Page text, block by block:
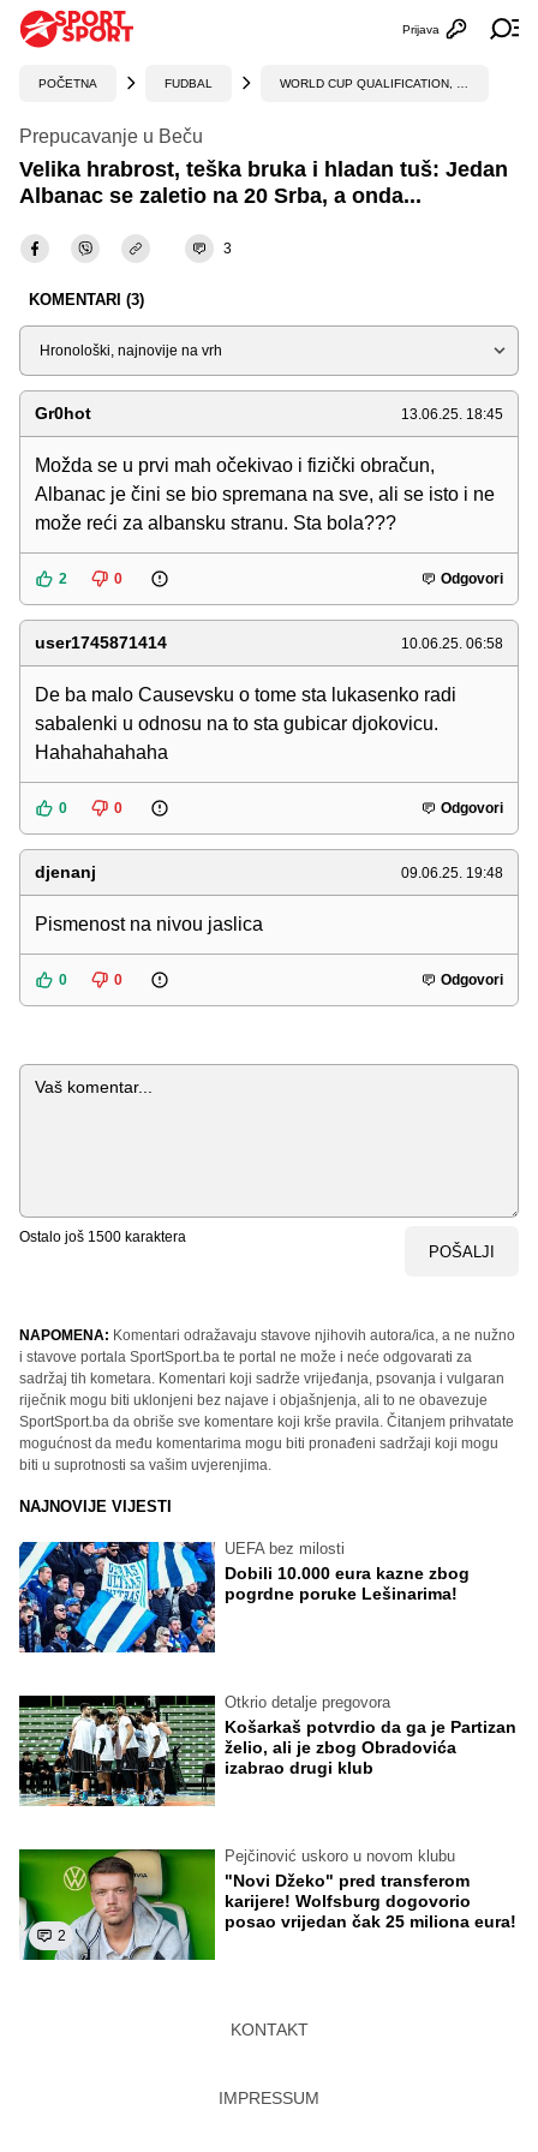
Otvori
Prijava
POČETNA FUDBAL
Prepucavanje u Beču
Velika hrabrost, teška bruka i hladan tuš: Jedan
Albanac se zaletio na 20 Srba, a onda...
3
KOMENTARI (3)
Sortiraj
Gr0hot 13.06.25. 18:45
Možda se u prvi mah očekivao i fizički obračun,
Albanac je čini se bio spremana na sve, ali se isto i ne
može reći za albansku stranu. Sta bola???
2 0 Odgovori
user1745871414 10.06.25. 06:58
De ba malo Causevsku o tome sta lukasenko radi
sabalenki u odnosu na to sta gubicar djokovicu.
Hahahahahaha
0 0 Odgovori
djenanj 09.06.25. 19:48
Pismenost na nivou jaslica
0 0 Odgovori
Komentar
Ostalo još 1500 karaktera
POŠALJI
NAPOMENA: Komentari odražavaju stavove njihovih autora/ica, a ne nužno
i stavove portala SportSport.ba te portal ne može i neće odgovarati za
sadržaj tih kometara. Komentari koji sadrže vrijeđanja, psovanja i vulgaran
riječnik mogu biti uklonjeni bez najave i objašnjenja, ali to ne obavezuje
SportSport.ba da obriše sve komentare koji krše pravila. Čitanjem prihvatate
mogućnost da među komentarima mogu biti pronađeni sadržaji koji mogu
biti u suprotnosti sa vašim uvjerenjima.
NAJNOVIJE VIJESTI
UEFA bez milosti
Dobili 10.000 eura kazne zbog
pogrdne poruke Lešinarima!
Otkrio detalje pregovora
Košarkaš potvrdio da ga je Partizan
želio, ali je zbog Obradovića
izabrao drugi klub
2
Pejčinović uskoro u novom klubu
"Novi Džeko" pred transferom
karijere! Wolfsburg dogovorio
posao vrijedan čak 25 miliona eura!
KONTAKT
IMPRESSUM